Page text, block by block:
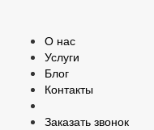
О нас
Услуги
Блог
Контакты
Заказать звонок